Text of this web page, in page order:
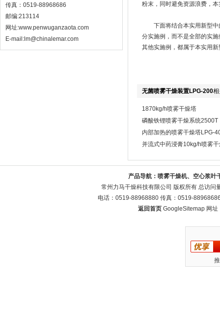
传真：0519-88968686
邮编:213114
网址:www.penwuganzaota.com
E-mail:lm@chinalemar.com
粉末，同时避免资源浪费，
下面将结合本实用新型中
分实施例，而不是全部的实
其他实施例，都属于本实用
无菌喷雾干燥装置LPG-200相
1870kg/h喷雾干燥塔
磷酸铁锂喷雾干燥系统2500T
内部加热的喷雾干燥塔LPG-
并流式中药浸膏10kg/h喷雾干
产品导航： 喷雾干燥机、空心浆叶
常州力马干燥科技有限公司 版权所有 总访问
电话：0519-88968880 传真：0519-
返回首页 GoogleSitemap 网